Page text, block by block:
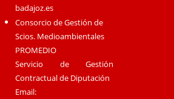
badajoz.es
Consorcio de Gestión de
Scios. Medioambientales
PROMEDIO
Servicio de Gestión
Contractual de Diputación
Email: